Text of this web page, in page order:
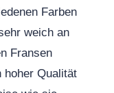
Farben
weich an
Fransen
hoher Qualität